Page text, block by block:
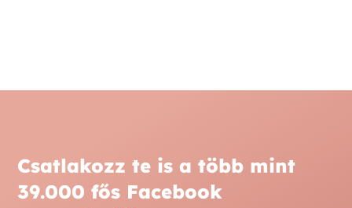
Csatlakozz te is a több mint
39.000 fős Facebook